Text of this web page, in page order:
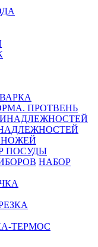
ПРОТВЕНЬ
НОЖЕЙ
ПОСУДЫ
НАБОР
ТЕРМОС